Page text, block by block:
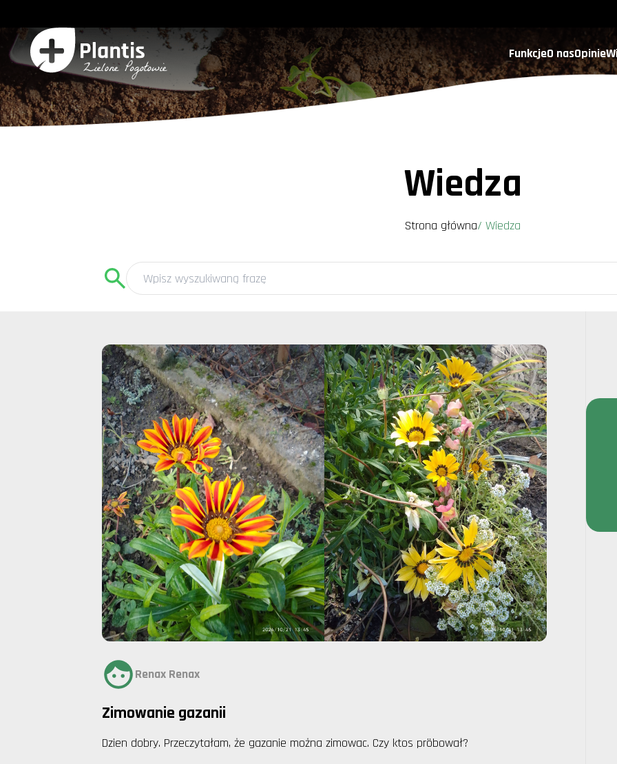
FunkcjeO nasOpinie
Wiedza
Strona główna/ Wiedza
Renax Renax
Zimowanie gazanii
Dzien dobry. Przeczytałam, że gazanie można zimowac. Czy ktos pröbował?